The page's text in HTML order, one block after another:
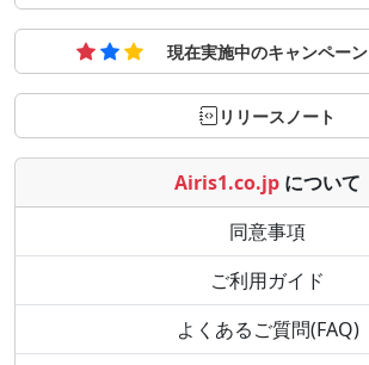
現在実施中のキャンペーン
リリースノート
Airis1.co.jp について
同意事項
ご利用ガイド
よくあるご質問(FAQ)